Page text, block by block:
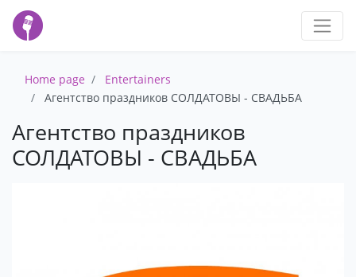
Home page
Entertainers
Агентство праздников СОЛДАТОВЫ - СВАДЬБА
Агентство праздников
СОЛДАТОВЫ - СВАДЬБА